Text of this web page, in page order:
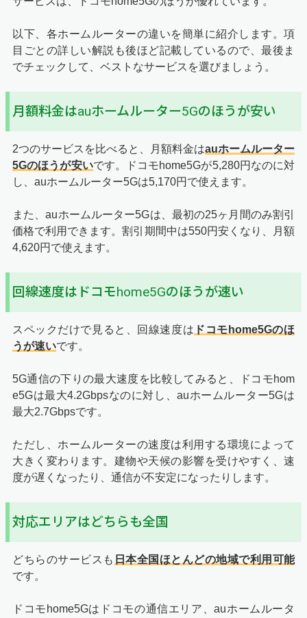
以下、各ホームルーターの違いを簡単に紹介します。項
目ごとの詳しい解説も後ほど記載しているので、最後ま
でチェックして、ベストなサービスを選びましょう。
月額料金はauホームルーター5Gのほうが安い
2つのサービスを比べると、月額料金はauホームルーター
5Gのほうが安いです。ドコモhome5Gが5,280円なのに対
し、auホームルーター5Gは5,170円で使えます。
また、auホームルーター5Gは、最初の25ヶ月間のみ割引
価格で利用できます。割引期間中は550円安くなり、月額
4,620円で使えます。
回線速度はドコモhome5Gのほうが速い
スペックだけで見ると、回線速度は ドコモhome5Gのほ
うが速いです。
5G通信の下りの最大速度を比較してみると、ドコモhom
e5Gは最大4.2Gbpsなのに対し、auホームルーター5Gは
最大2.7Gbpsです。
ただし、ホームルーターの速度は利用する環境によって
大きく変わります。建物や天候の影響を受けやすく、速
度が遅くなったり、通信が不安定になったりします。
対応エリアはどちらも全国
どちらのサービスも 日本全国ほとんどの地域で利用可能
です。
ドコモhome5Gはドコモの通信エリア、auホームルータ